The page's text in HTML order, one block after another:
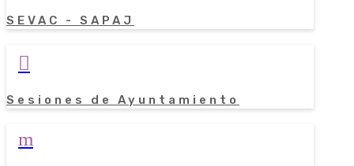
SEVAC - SAPAJ

Sesiones de Ayuntamiento
m